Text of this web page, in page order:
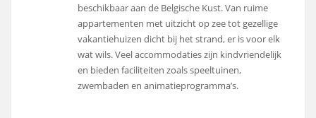
beschikbaar aan de Belgische Kust. Van ruime
appartementen met uitzicht op zee tot gezellige
vakantiehuizen dicht bij het strand, er is voor elk
wat wils. Veel accommodaties zijn kindvriendelijk
en bieden faciliteiten zoals speeltuinen,
zwembaden en animatieprogramma’s.